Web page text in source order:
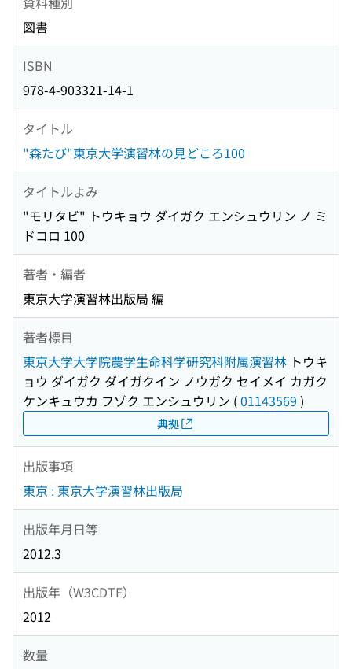
図書
ISBN
978-4-903321-14-1
タイトル
"森たび"東京大学演習林の見どころ100
タイトルよみ
"モリタビ" トウキョウ ダイガク エンシュウリン ノ ミ
ドコロ 100
著者・編者
東京大学演習林出版局 編
著者標目
東京大学大学院農学生命科学研究科附属演習林 トウキ
ョウ ダイガク ダイガクイン ノウガク セイメイ カガク
ケンキュウカ フゾク エンシュウリン (01143569 )
典拠
出版事項
東京 : 東京大学演習林出版局
出版年月日等
2012.3
出版年（W3CDTF）
2012
数量